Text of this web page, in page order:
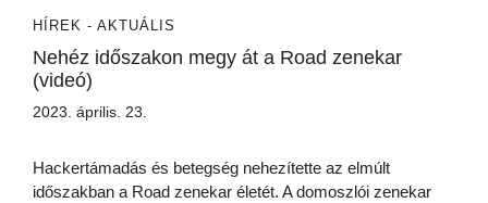
HÍREK - AKTUÁLIS
Nehéz időszakon megy át a Road zenekar
(videó)
2023. április. 23.
Hackertámadás és betegség nehezítette az elmúlt
időszakban a Road zenekar életét. A domoszlói zenekar